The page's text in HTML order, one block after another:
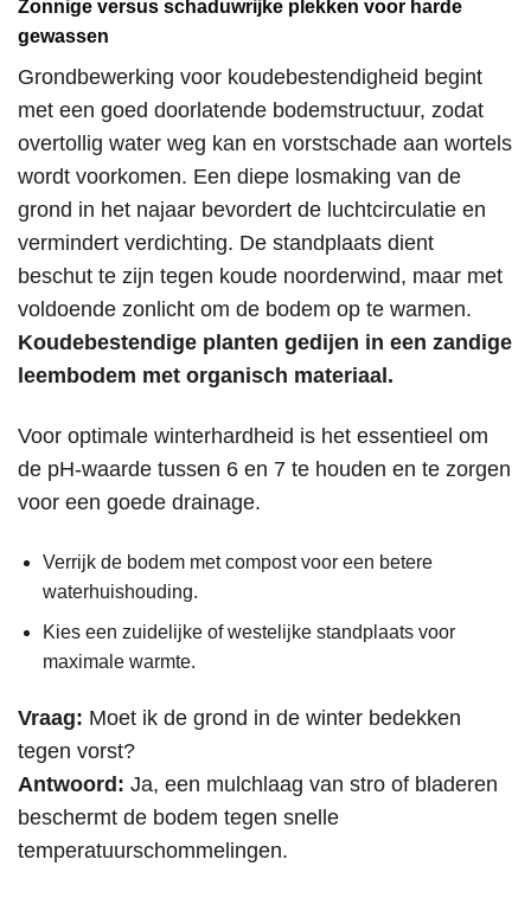
Zonnige versus schaduwrijke plekken voor harde
gewassen
Grondbewerking voor koudebestendigheid begint
met een goed doorlatende bodemstructuur, zodat
overtollig water weg kan en vorstschade aan wortels
wordt voorkomen. Een diepe losmaking van de
grond in het najaar bevordert de luchtcirculatie en
vermindert verdichting. De standplaats dient
beschut te zijn tegen koude noorderwind, maar met
voldoende zonlicht om de bodem op te warmen.
Koudebestendige planten gedijen in een zandige
leembodem met organisch materiaal.
Voor optimale winterhardheid is het essentieel om
de pH-waarde tussen 6 en 7 te houden en te zorgen
voor een goede drainage.
Verrijk de bodem met compost voor een betere
waterhuishouding.
Kies een zuidelijke of westelijke standplaats voor
maximale warmte.
Vraag: Moet ik de grond in de winter bedekken
tegen vorst?
Antwoord: Ja, een mulchlaag van stro of bladeren
beschermt de bodem tegen snelle
temperatuurschommelingen.